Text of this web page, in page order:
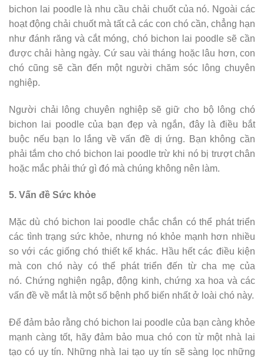
bichon lai poodle là nhu cầu chải chuốt của nó. Ngoài các
hoạt động chải chuốt mà tất cả các con chó cần, chẳng hạn
như đánh răng và cắt móng, chó bichon lai poodle sẽ cần
được chải hàng ngày. Cứ sau vài tháng hoặc lâu hơn, con
chó cũng sẽ cần đến một người chăm sóc lông chuyên
nghiệp.
Người chải lông chuyên nghiệp sẽ giữ cho bộ lông chó
bichon lai poodle của bạn đẹp và ngắn, đây là điều bắt
buộc nếu bạn lo lắng về vấn đề dị ứng. Bạn không cần
phải tắm cho chó bichon lai poodle trừ khi nó bị trượt chân
hoặc mắc phải thứ gì đó mà chúng không nên làm.
5. Vấn đề Sức khỏe
Mặc dù chó bichon lai poodle chắc chắn có thể phát triển
các tình trạng sức khỏe, nhưng nó khỏe mạnh hơn nhiều
so với các giống chó thiết kế khác. Hầu hết các điều kiện
mà con chó này có thể phát triển đến từ cha mẹ của
nó. Chứng nghiện ngập, động kinh, chứng xa hoa và các
vấn đề về mắt là một số bệnh phổ biến nhất ở loài chó này.
Để đảm bảo rằng chó bichon lai poodle của bạn càng khỏe
mạnh càng tốt, hãy đảm bảo mua chó con từ một nhà lai
tạo có uy tín. Những nhà lai tạo uy tín sẽ sàng lọc những